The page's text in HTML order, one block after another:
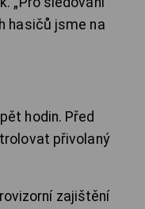
hasičů jsme na
hodin. Před
přivolaný
zajištění